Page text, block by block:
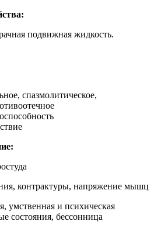
подвижная жидкость.
спазмолитическое,
контрактуры, напряжение мышц
умственная и психическая
состояния, бессонница